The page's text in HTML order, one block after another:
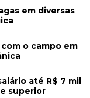
em diversas
o campo em
até R$ 7 mil
superior